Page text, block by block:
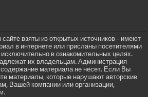
взяты из открытых источников - имеют
в интернете или присланы посетителями
в ознакомительных целях.
их владельцам. Администрация
содержание материала не несет. Если Вы
материалы, которые нарушают авторские
Вашей компании или организации,